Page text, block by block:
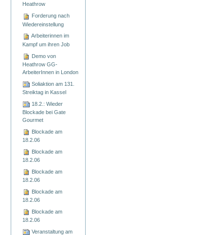
Heathrow
Forderung nach
Wiedereinstellung
Arbeiterinnen im
Kampf um ihren Job
Demo von
Heathrow GG-
ArbeiterInnen in London
Soliaktion am 131.
Streiktag in Kassel
18.2.: Wieder
Blockade bei Gate
Gourmet
Blockade am
18.2.06
Blockade am
18.2.06
Blockade am
18.2.06
Blockade am
18.2.06
Blockade am
18.2.06
Veranstaltung am